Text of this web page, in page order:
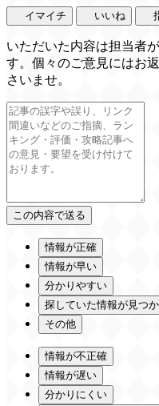
イマイチ いいね
いただいた内容は担当者
す。個々のご意見にはお
さいませ。
情報が正確
情報が早い
分かりやすい
探していた情報が見つ
その他
情報が不正確
情報が遅い
分かりにくい